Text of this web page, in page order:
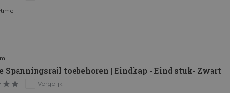
Spanningsrail toebehoren | Eindkap - Eind stuk- Zwart
Vergelijk